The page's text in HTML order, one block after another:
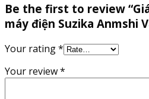
Be the first to review
máy điện Suzika Anmshi
Your rating*
Your review*